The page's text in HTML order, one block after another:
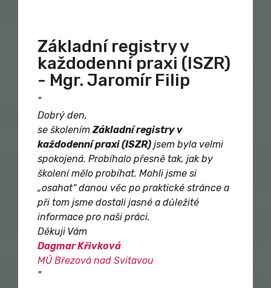
Základní registry v
každodenní praxi (ISZR)
- Mgr. Jaromír Filip
"
Dobrý den,
se školenímZákladní registry v
každodenní praxi (ISZR) jsem byla velmi
spokojená. Probíhalo přesně tak, jak by
školení mělo probíhat. Mohli jsme si
„osahat“ danou věc po praktické stránce a
při tom jsme dostali jasné a důležité
informace pro naši práci.
Děkuji Vám
Dagmar Křivková
MÚ Březová nad Svitavou
"